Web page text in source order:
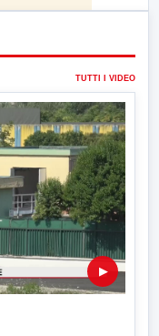
TUTTI I VIDEO
▶